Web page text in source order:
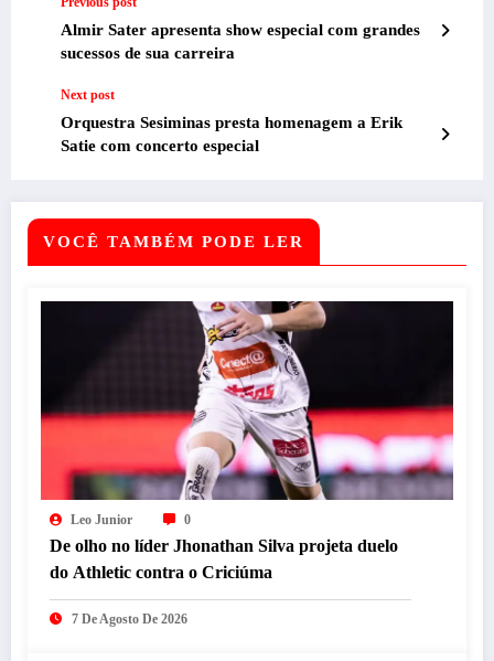
Almir Sater apresenta show especial com grandes
sucessos de sua carreira
Next post
Orquestra Sesiminas presta homenagem a Erik
Satie com concerto especial
VOCÊ TAMBÉM PODE LER
Leo Junior 0
De olho no líder Jhonathan Silva projeta duelo
do Athletic contra o Criciúma
7 De Agosto De 2026